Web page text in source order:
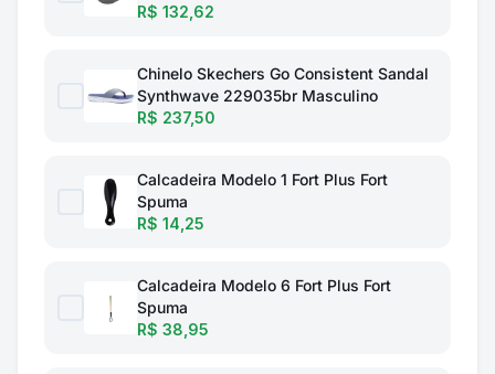
R$ 132,62
Chinelo Skechers Go Consistent Sandal
Synthwave 229035br Masculino
R$ 237,50
Calcadeira Modelo 1 Fort Plus Fort
Spuma
R$ 14,25
Calcadeira Modelo 6 Fort Plus Fort
Spuma
R$ 38,95